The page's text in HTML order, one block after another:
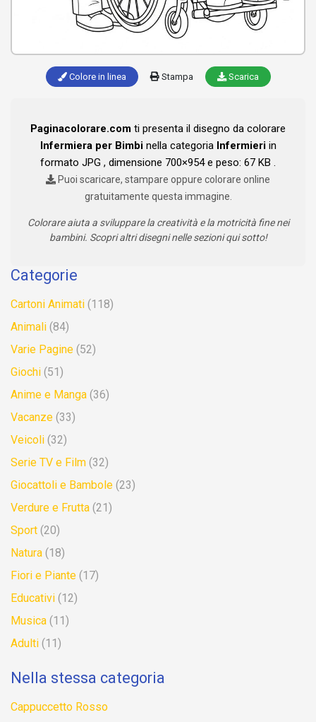
Colore in linea Stampa Scarica
Paginacolorare.com ti presenta il disegno da colorare
Infermiera per Bimbinella categoria Infermieriin
formato JPG , dimensione 700×954 e peso: 67 KB .
Puoi scaricare, stampare oppure colorare online
gratuitamente questa immagine.
Colorare aiuta a sviluppare la creatività e la motricità fine nei
bambini. Scopri altri disegni nelle sezioni qui sotto!
Categorie
Cartoni Animati (118)
Animali (84)
Varie Pagine (52)
Giochi (51)
Anime e Manga (36)
Vacanze (33)
Veicoli (32)
Serie TV e Film (32)
Giocattoli e Bambole (23)
Verdure e Frutta (21)
Sport (20)
Natura (18)
Fiori e Piante (17)
Educativi (12)
Musica (11)
Adulti (11)
Nella stessa categoria
Cappuccetto Rosso